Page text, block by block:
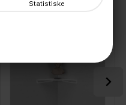
Statistiske